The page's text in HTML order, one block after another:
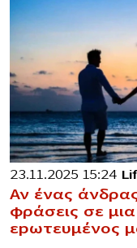
23.11.2025 15:24
Αν ένας
φράσεις σε
εpωτευμένος